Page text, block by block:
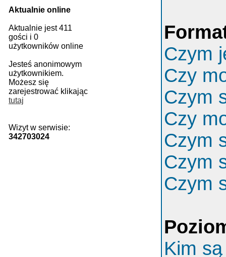
Aktualnie online
Aktualnie jest 411
gości i 0
użytkowników online
Jesteś anonimowym
użytkownikiem.
Możesz się
zarejestrować klikając
tutaj
Wizyt w serwisie:
342703024
Czym
Czy
Czym
Czy
Czym
Czym
Czym
Kim